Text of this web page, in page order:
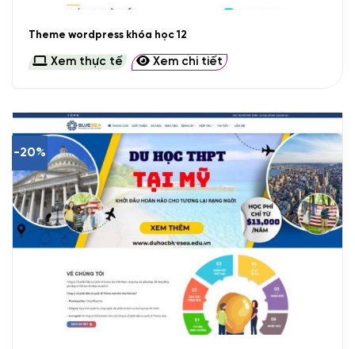
Theme wordpress khóa học 12
Xem thực tế Xem chi tiết
-20%